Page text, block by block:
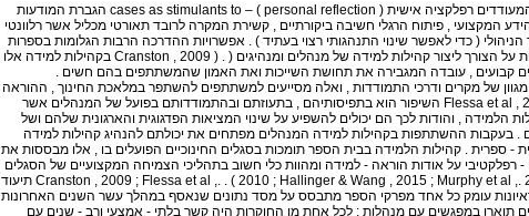
מקרים כגורמים המעודדים רפלקציה אישית ( cases as stimulants to – ( personal reflection הגברת המודעות
המקצועי , פיתוח הרגלי חשיבה ביקורתיים , קשירת המקרה לרובד תאורטי מכליל אשר רלוונטי
( כדי לאפשר שינוי התנהגותי רצוי בעתיד ) . אפשרויות ההדרכה הרבות הגלומות בספרות
המקרים מושתתות על הצורך ליצור קהילות למידה של מנהלים ומנהיגים ( . ( Cranston , 2009 בקהילות למידה אלו
קבועים , עובדה המגבירה את תחושת השייכות ואת האמון שהמשתתפים בהם חשים .
של מקרים ודרכי התמודדות , ואלה מסייעים למשתתפים להשתפר במלאכת החינוך , ההוראה
והניהול ( . ( Flessa et al , 2010 השיפור הוא בתפיסותיהם , בתעוזתם ובהתמודדותם בפועל של המנהלים אשר
הלמידה , והודות לכך הם יכולים להשפיע על שינוי המציאות הפדגוגית והארגונית שלהם ושל
. בעקבות ההשתתפות בקהילות למידה המנהלים מפתחים את יכולתם להנהיג קהילות למידה
- ספרית . קהילות הלמידה בבית הספר תומכות בסגלים החינוכיים הפועלים בו , אלו מבססות את
רפלקטיבי על אודות הוראה - למידה ומהוות כלי חשוב בתהליכי הצמיחה המקצועיים של הסגלים
החינוכיים ( Cranston , 2009 ; Flessa et al ,. . ( 2010 ; Hallinger & Wang , 2015 ; Murphy et al ,. 2006 תיעוד
עומק כל אחד מפרקי הספר מתבסס על מסד נתונים שנאסף במהלך עשר השנים האחרונות
תוארו במפגשים עם מנהלות ; לכל אחת מן החוקרות היה קשר בלתי - אמצעי ורב - שנים עם